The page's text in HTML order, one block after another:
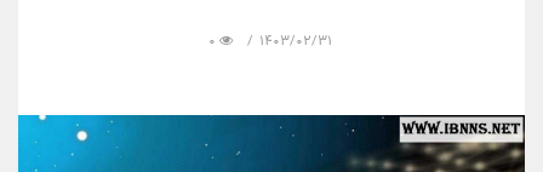
1403/02/31